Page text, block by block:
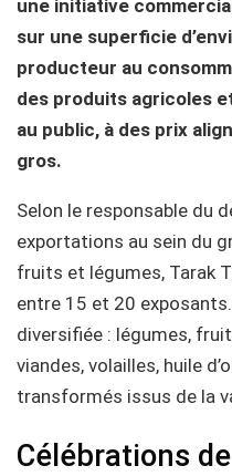
une initiative
sur une superficie
producteur au
des produits agricoles
au public, à des prix
gros.
Selon le responsable du
exportations au sein du
fruits et légumes, Tarak
entre 15 et 20
diversifiée : légumes,
viandes, volailles, huile
transformés issus de la
Célébrations